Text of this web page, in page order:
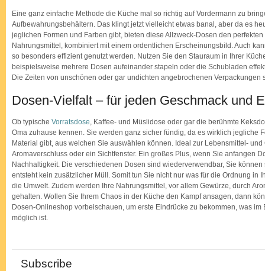
Eine ganz einfache Methode die Küche mal so richtig auf Vordermann zu
Aufbewahrungsbehältern. Das klingt jetzt vielleicht etwas banal, aber da es
jeglichen Formen und Farben gibt, bieten diese Allzweck-Dosen den
Nahrungsmittel, kombiniert mit einem ordentlichen Erscheinungsbild. Auch
so besonders effizient genutzt werden. Nutzen Sie den Stauraum in Ihrer
beispielsweise mehrere Dosen aufeinander stapeln oder die Schubladen
Die Zeiten von unschönen oder gar undichten angebrochenen Verpackungen
Dosen-Vielfalt – für jeden Geschmack und
Ob typische Vorratsdose , Kaffee- und Müslidose oder gar die berühmte
Oma zuhause kennen. Sie werden ganz sicher fündig, da es wirklich jegliche
Material gibt, aus welchen Sie auswählen können. Ideal zur Lebensmittel-
Aromaverschluss oder ein Sichtfenster. Ein großes Plus, wenn Sie anfangen
Nachhaltigkeit. Die verschiedenen Dosen sind wiederverwendbar, Sie
entsteht kein zusätzlicher Müll. Somit tun Sie nicht nur was für die Ordnung in
die Umwelt. Zudem werden Ihre Nahrungsmittel, vor allem Gewürze, durch
gehalten. Wollen Sie Ihrem Chaos in der Küche den Kampf ansagen, dann
Dosen-Onlineshop vorbeischauen, um erste Eindrücke zu bekommen, was
möglich ist.
Subscribe